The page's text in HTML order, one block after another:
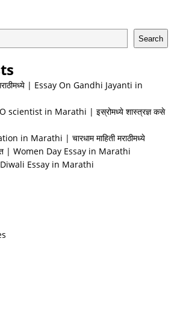
Search
मराठीमध्ये | Essay On Gandhi Jayanti in
scientist in Marathi | इस्रोमध्ये शास्त्रज्ञ कसे
in Marathi | चारधाम माहिती मराठीमध्ये
| Women Day Essay in Marathi
| Diwali Essay in Marathi